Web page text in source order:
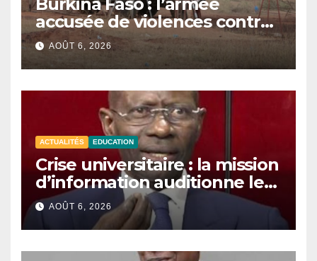
accusée de violences contre
des civils après une attaque
jihadiste.
AOÛT 6, 2026
ACTUALITÉS EDUCATION
Crise universitaire : la mission
d’information auditionne le
ministre Boubacar Camara.
AOÛT 6, 2026